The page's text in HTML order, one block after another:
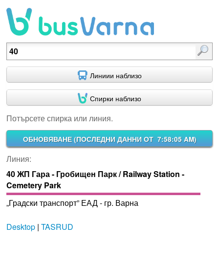
Потърсете спирка или линия.
Линиии наблизо
Спирки наблизо
Потърсете спирка или линия.
ОБНОВЯВАНЕ (ПОСЛЕДНИ ДАННИ ОТ 7:58:05 AM)
Линия:
40 ЖП Гара - Гробищен Парк / Railway Station -
Cemetery Park
„Градски транспорт” ЕАД - гр. Варна
Desktop| TASRUD